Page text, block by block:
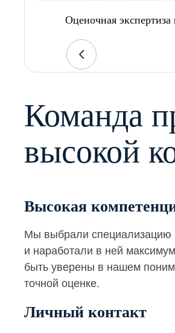
Оценочная экспертиза
Команда
высокой
Высокая
Мы выбрали специализацию
и наработали в ней
быть уверены в нашем
точной оценке.
Личный контакт